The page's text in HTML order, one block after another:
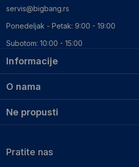
Informacije
O nama
Ne propusti
servis@bigbang.rs
Ponedeljak - Petak: 9:00 - 19:00
Subotom: 10:00 - 15:00
Pratite nas